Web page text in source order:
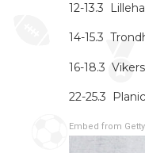
12-13.3
14-15.3
16-18.3
22-25.3
Embed from